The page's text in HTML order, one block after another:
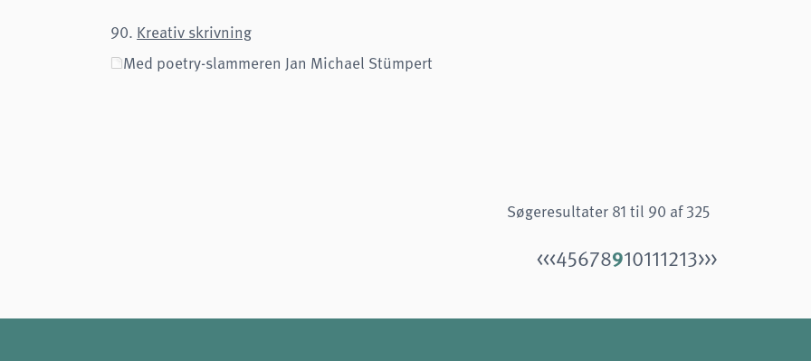
90. Kreativ skrivning
Med poetry-slammeren Jan Michael Stümpert
Søgeresultater 81 til 90 af 325
<<<45678910111213>>>